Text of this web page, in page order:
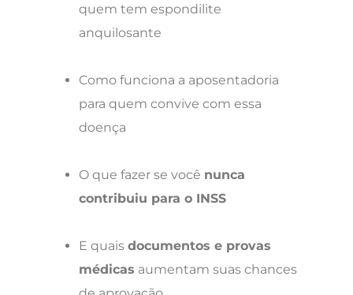
quem tem espondilite
anquilosante
Como funciona a aposentadoria
para quem convive com essa
doença
O que fazer se você nunca
contribuiu para o INSS
E quais documentos e provas
médicas aumentam suas chances